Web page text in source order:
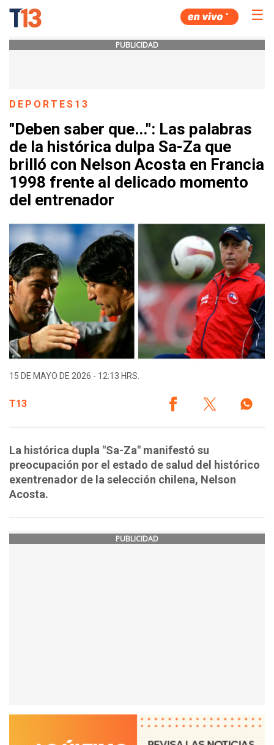
☰
PUBLICIDAD
DEPORTES13
"Deben saber que...": Las palabras
de la histórica dulpa Sa-Za que
brilló con Nelson Acosta en Francia
1998 frente al delicado momento
del entrenador
15 DE MAYO DE 2026 - 12:13 HRS.
T13
La histórica dupla "Sa-Za" manifestó su
preocupación por el estado de salud del histórico
exentrenador de la selección chilena, Nelson
Acosta.
PUBLICIDAD